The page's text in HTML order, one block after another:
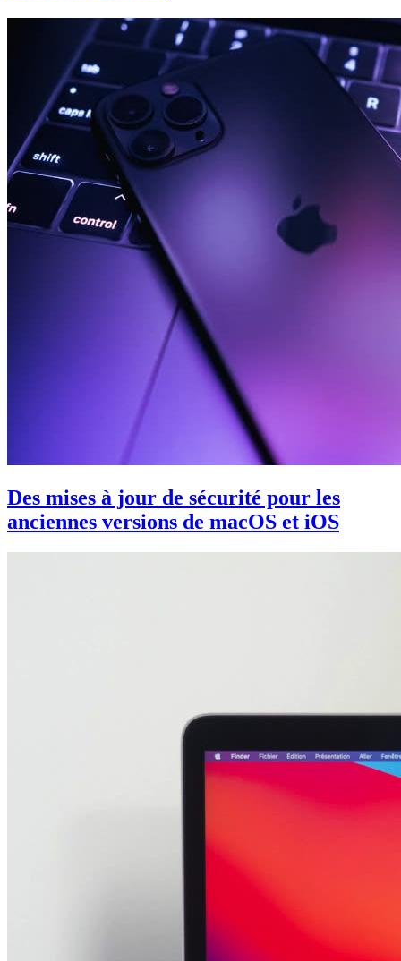
Des mises à jour de sécurité pour les
anciennes versions de macOS et iOS